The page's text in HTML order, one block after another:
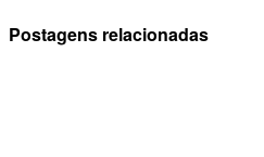
Postagens relacionadas